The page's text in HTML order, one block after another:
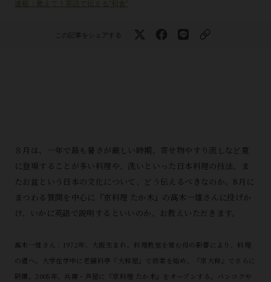
連載：教えて！英語で伝える“和食”
この記事をシェアする
８月は、一年で最も暑さが厳しい時期。寄せ物やすり流しなど夏
に登場することが多い料理や、洗いといった日本料理の技法、ま
たお盆という日本の文化について、どう伝えるべきなのか。8月に
まつわる質問を中心に『京料理 たか木』の髙木一雄さんに投げか
け、いかに英語で説明するといいのか、お教えいただきます。
髙木一雄さん：1972年、大阪生まれ。料理教室を営む母の影響により、料理
の道へ。大学在学中に老舗料亭『大和屋』で修業を始め、『京大和』でさらに
研鑽。2005年、兵庫・芦屋に『京料理 たか木』をオープンする。バンコクや